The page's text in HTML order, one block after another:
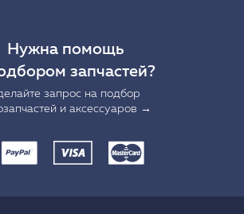
Нужна помощь
запчастей?
запрос на подбор
и аксессуаров →